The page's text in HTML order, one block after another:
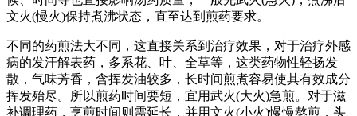
文火(慢火)保持煮沸状态，直至达到煎药要求。
不同的药煎法大不同，这直接关系到治疗效果，对于治疗外感
病的发汗解表药，多系花、叶、全草等，这类药物性轻扬发
散，气味芳香，含挥发油较多，长时间煎煮容易使其有效成分
挥发殆尽。所以煎药时间要短，宜用武火(大火)急煎。对于滋
补调理药，烹煎时间则需延长，并用文火(小火)慢慢熬煎，头